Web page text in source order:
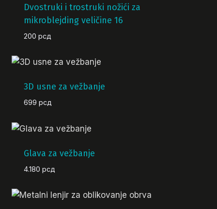
Dvostruki i trostruki nožići za
mikroblejding veličine 16
200 рсд
3D usne za vežbanje
699 рсд
Glava za vežbanje
4.180 рсд